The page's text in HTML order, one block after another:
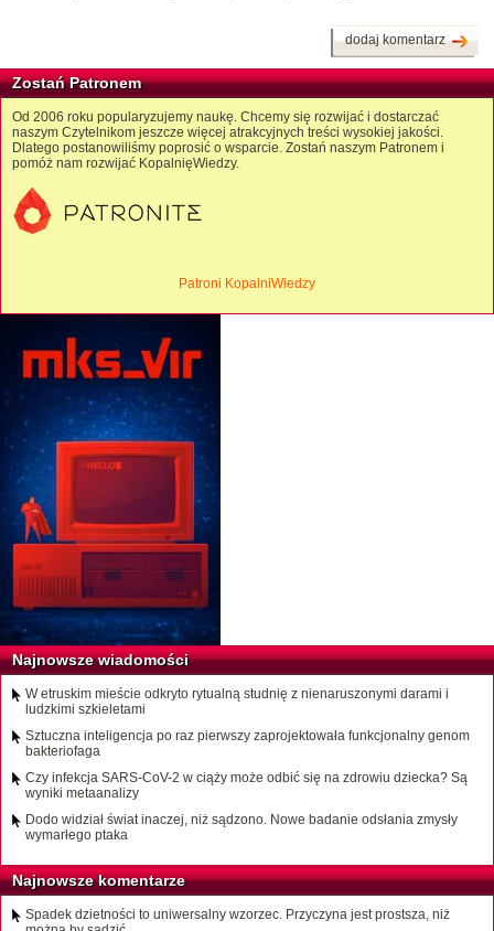
dodaj komentarz
Zostań Patronem
Od 2006 roku popularyzujemy naukę. Chcemy się rozwijać i dostarczać
naszym Czytelnikom jeszcze więcej atrakcyjnych treści wysokiej jakości.
Dlatego postanowiliśmy poprosić o wsparcie. Zostań naszym Patronem i
pomóż nam rozwijać KopalnięWiedzy.
Patroni KopalniWiedzy
Najnowsze wiadomości
W etruskim mieście odkryto rytualną studnię z nienaruszonymi darami i
ludzkimi szkieletami
Sztuczna inteligencja po raz pierwszy zaprojektowała funkcjonalny genom
bakteriofaga
Czy infekcja SARS-CoV-2 w ciąży może odbić się na zdrowiu dziecka? Są
wyniki metaanalizy
Dodo widział świat inaczej, niż sądzono. Nowe badanie odsłania zmysły
wymarłego ptaka
Najnowsze komentarze
Spadek dzietności to uniwersalny wzorzec. Przyczyna jest prostsza, niż